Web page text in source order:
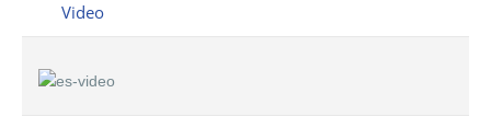
Video